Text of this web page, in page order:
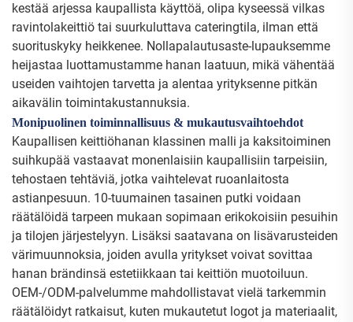
kestää arjessa kaupallista käyttöä, olipa kyseessä vilkas
ravintolakeittiö tai suurkuluttava cateringtila, ilman että
suorituskyky heikkenee. Nollapalautusaste-lupauksemme
heijastaa luottamustamme hanan laatuun, mikä vähentää
useiden vaihtojen tarvetta ja alentaa yrityksenne pitkän
aikavälin toimintakustannuksia.
Monipuolinen toiminnallisuus & mukautusvaihtoehdot
Kaupallisen keittiöhanan klassinen malli ja kaksitoiminen
suihkupää vastaavat monenlaisiin kaupallisiin tarpeisiin,
tehostaen tehtäviä, jotka vaihtelevat ruoanlaitosta
astianpesuun. 10-tuumainen tasainen putki voidaan
räätälöidä tarpeen mukaan sopimaan erikokoisiin pesuihin
ja tilojen järjestelyyn. Lisäksi saatavana on lisävarusteiden
värimuunnoksia, joiden avulla yritykset voivat sovittaa
hanan brändinsä estetiikkaan tai keittiön muotoiluun.
OEM-/ODM-palvelumme mahdollistavat vielä tarkemmin
räätälöidyt ratkaisut, kuten mukautetut logot ja materiaalit,